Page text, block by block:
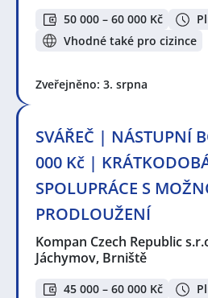
50 000 – 60 000 Kč
Vhodné také pro cizince
Zveřejněno: 3. srpna
SVÁŘEČ | NÁSTUPNÍ
000 Kč |
SPOLUPRÁCE S
PRODLOUŽENÍ
Kompan Czech Republic
Jáchymov, Brniště
45 000 – 60 000 Kč